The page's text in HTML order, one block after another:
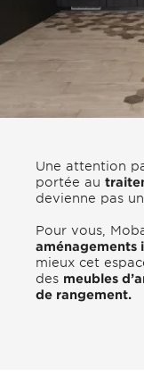
Une attention
portée au
devienne pas
Pour vous,
aménagements
mieux cet
des meubles
de rangement.